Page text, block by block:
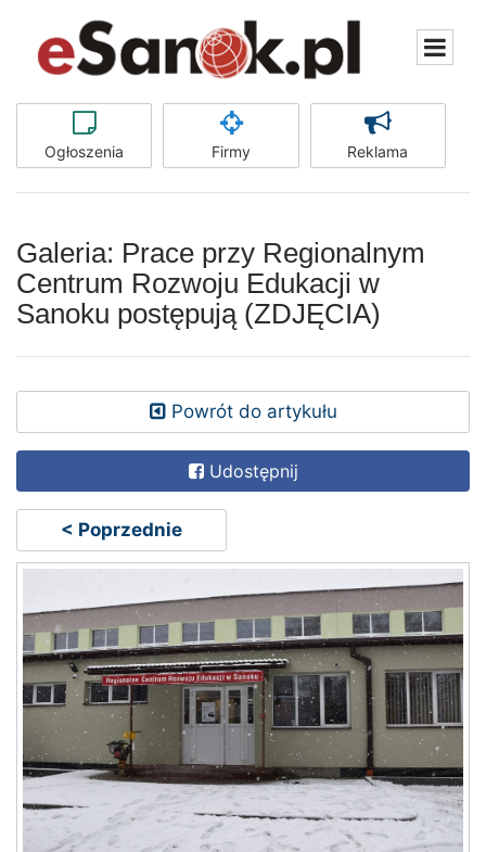
Ogłoszenia Firmy Reklama
Galeria: Prace przy Regionalnym
Centrum Rozwoju Edukacji w
Sanoku postępują (ZDJĘCIA)
Powrót do artykułu
Udostępnij
< Poprzednie